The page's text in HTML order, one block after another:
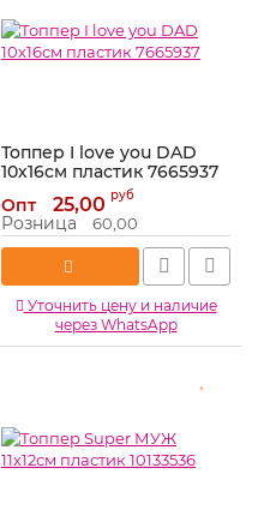
Топпер I love you DAD
10х16см пластик 7665937
Артикул: 7665937
Опт 25,00 руб
Розница 60,00
Уточнить цену и наличие
через WhatsApp